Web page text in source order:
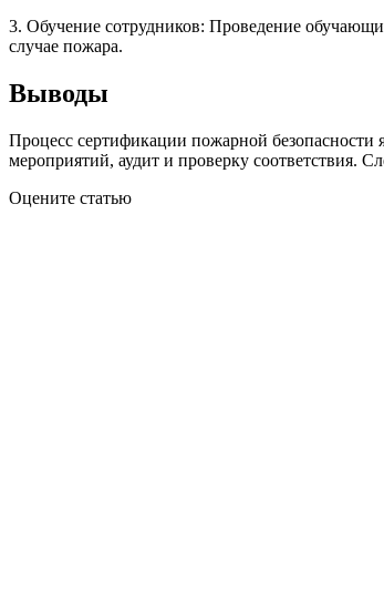
3. Обучение сотрудников: Проведение
случае пожара.
Выводы
Процесс сертификации пожарной безопасности
мероприятий, аудит и проверку соответствия.
Оцените статью